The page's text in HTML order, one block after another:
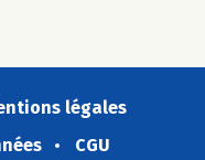
légales
CGU